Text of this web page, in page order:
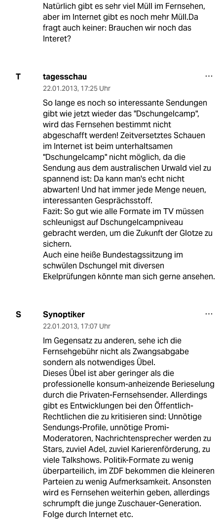
Natürlich gibt es sehr viel Müll im Fernsehen,
aber im Internet gibt es noch mehr Müll.Da
fragt auch keiner: Brauchen wir noch das
Interet?
T tagesschau
22.01.2013, 17:25 Uhr
So lange es noch so interessante Sendungen
gibt wie jetzt wieder das "Dschungelcamp",
wird das Fernsehen bestimmt nicht
abgeschafft werden! Zeitversetztes Schauen
im Internet ist beim unterhaltsamen
"Dschungelcamp" nicht möglich, da die
Sendung aus dem australischen Urwald viel zu
spannend ist: Da kann man's echt nicht
abwarten! Und hat immer jede Menge neuen,
interessanten Gesprächsstoff.
Fazit: So gut wie alle Formate im TV müssen
schleunigst auf Dschungelcampniveau
gebracht werden, um die Zukunft der Glotze zu
sichern.
Auch eine heiße Bundestagssitzung im
schwülen Dschungel mit diversen
Ekelprüfungen könnte man sich gerne ansehen.
S Synoptiker
22.01.2013, 17:07 Uhr
Im Gegensatz zu anderen, sehe ich die
Fernsehgebühr nicht als Zwangsabgabe
sondern als notwendiges Übel.
Dieses Übel ist aber geringer als die
professionelle konsum-anheizende Berieselung
durch die Privaten-Fernsehsender. Allerdings
gibt es Entwicklungen bei den Öffentlich-
Rechtlichen die zu kritisieren sind: Unnötige
Sendungs-Profile, unnötige Promi-
Moderatoren, Nachrichtensprecher werden zu
Stars, zuviel Adel, zuviel Karierenförderung, zu
viele Talkshows. Politik-Formate zu wenig
überparteilich, im ZDF bekommen die kleineren
Parteien zu wenig Aufmerksamkeit. Ansonsten
wird es Fernsehen weiterhin geben, allerdings
schrumpft die junge Zuschauer-Generation.
Folge durch Internet etc.